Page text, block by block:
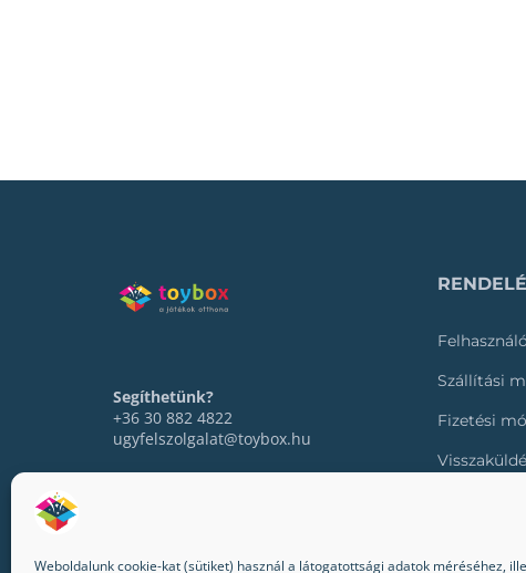
Weboldalunk cookie-kat (sütiket) használ a látogatottsági adatok méréséhez,
Segíthetünk?
+36 30 882 4822
ugyfelszolgalat@toybox.hu
Szállítási
Fizetési